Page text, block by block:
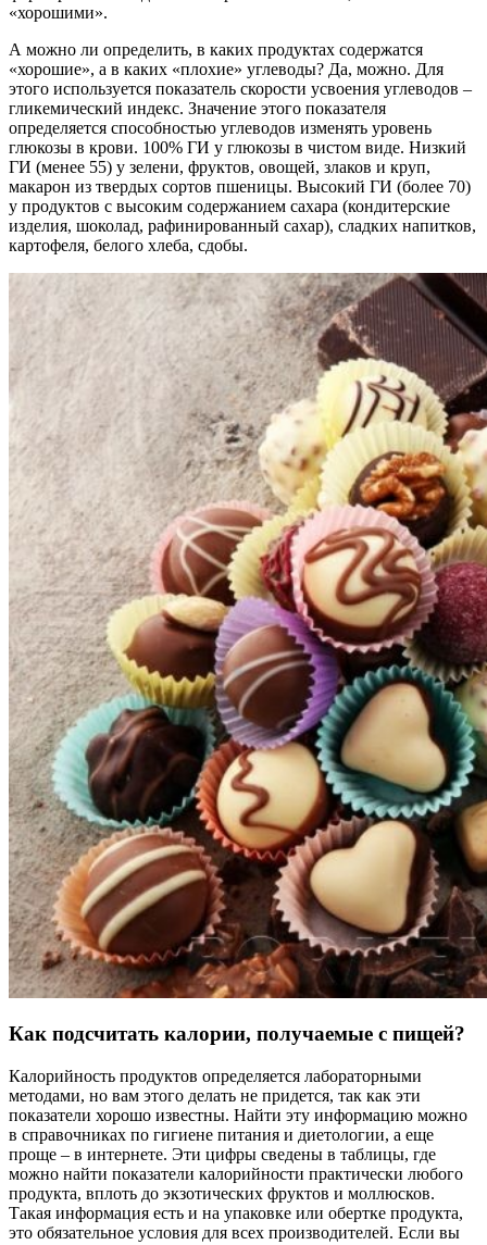
«хорошими».
А можно ли определить, в каких продуктах содержатся
«хорошие», а в каких «плохие» углеводы? Да, можно. Для
этого используется показатель скорости усвоения углеводов –
гликемический индекс. Значение этого показателя
определяется способностью углеводов изменять уровень
глюкозы в крови. 100% ГИ у глюкозы в чистом виде. Низкий
ГИ (менее 55) у зелени, фруктов, овощей, злаков и круп,
макарон из твердых сортов пшеницы. Высокий ГИ (более 70)
у продуктов с высоким содержанием сахара (кондитерские
изделия, шоколад, рафинированный сахар), сладких напитков,
картофеля, белого хлеба, сдобы.
Как подсчитать калории, получаемые с пищей?
Калорийность продуктов определяется лабораторными
методами, но вам этого делать не придется, так как эти
показатели хорошо известны. Найти эту информацию можно
в справочниках по гигиене питания и диетологии, а еще
проще – в интернете. Эти цифры сведены в таблицы, где
можно найти показатели калорийности практически любого
продукта, вплоть до экзотических фруктов и моллюсков.
Такая информация есть и на упаковке или обертке продукта,
это обязательное условия для всех производителей. Если вы